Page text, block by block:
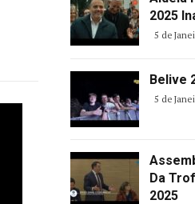
2025
5 de
Belive
5 de
Da
2025